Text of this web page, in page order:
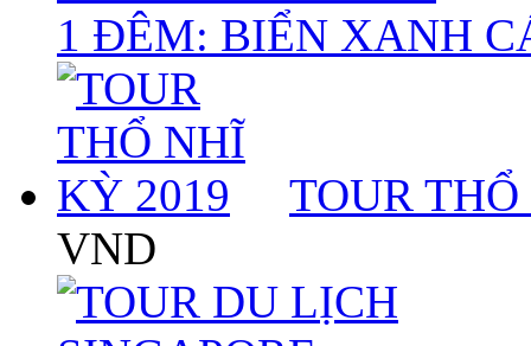
1 ĐÊM: BIỂN XANH
TOUR
VND